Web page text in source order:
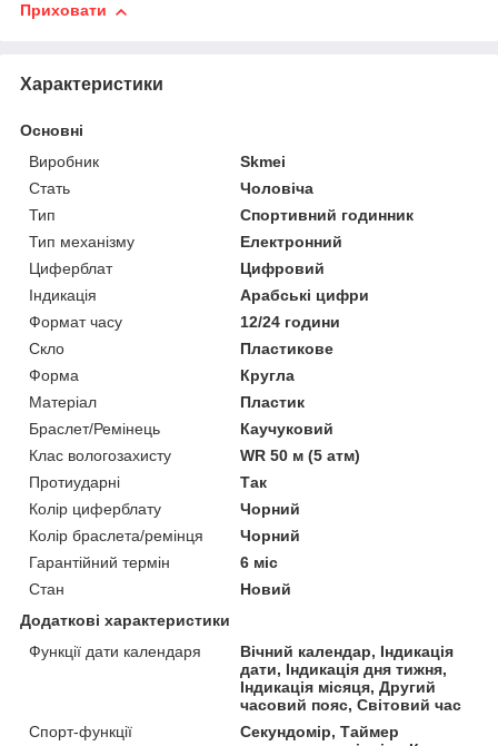
Приховати
Характеристики
Основні
Виробник
Skmei
Стать
Чоловіча
Тип
Спортивний годинник
Тип механізму
Електронний
Циферблат
Цифровий
Індикація
Арабські цифри
Формат часу
12/24 години
Скло
Пластикове
Форма
Кругла
Матеріал
Пластик
Браслет/Ремінець
Каучуковий
Клас вологозахисту
WR 50 м (5 атм)
Протиударні
Так
Колір циферблату
Чорний
Колір браслета/ремінця
Чорний
Гарантійний термін
6 міс
Стан
Новий
Додаткові характеристики
Функції дати календаря
Вічний календар, Індикація
дати, Індикація дня тижня,
Індикація місяця, Другий
часовий пояс, Світовий час
Спорт-функції
Секундомір, Таймер